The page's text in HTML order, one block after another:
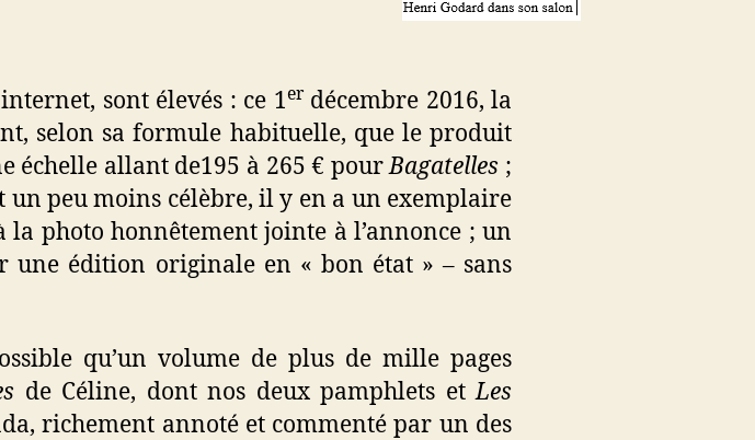
sont élevés : ce 1erdécembre 2016, la
selon sa formule habituelle, que le produit
échelle allant de195 à 265 € pourBagatelles ;
un peu moins célèbre, il y en a un exemplaire
la photo honnêtement jointe à l’annonce ; un
une édition originale en « bon état » – sans
qu’un volume de plus de mille pages
de Céline, dont nos deux pamphlets etLes
richement annoté et commenté par un des